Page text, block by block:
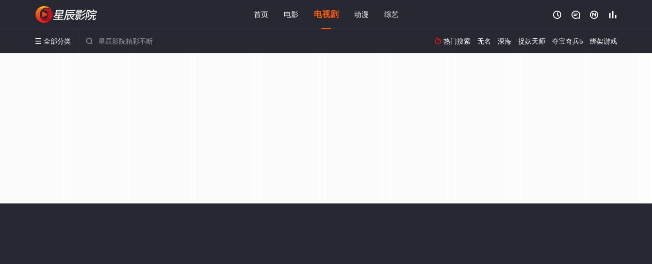
首页 电影 电视剧 动漫 综艺    
 全部分类   热门搜索 无名 深海 捉妖天师 夺宝奇兵5 绑架游戏